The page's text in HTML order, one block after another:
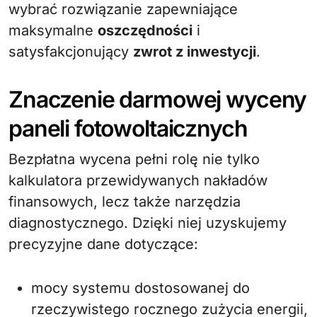
wybrać rozwiązanie zapewniające
maksymalne oszczędności i
satysfakcjonujący zwrot z inwestycji.
Znaczenie darmowej wyceny
paneli fotowoltaicznych
Bezpłatna wycena pełni rolę nie tylko
kalkulatora przewidywanych nakładów
finansowych, lecz także narzędzia
diagnostycznego. Dzięki niej uzyskujemy
precyzyjne dane dotyczące:
mocy systemu dostosowanej do
rzeczywistego rocznego zużycia energii,